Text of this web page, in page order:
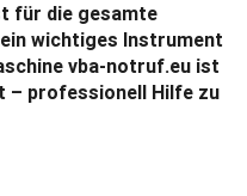
für die gesamte
wichtiges Instrument
vba-notruf.eu ist
– professionell Hilfe zu